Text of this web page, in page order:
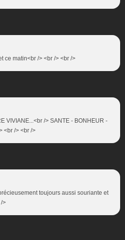
ce matin<br /> <br /> <br />
VIVIANE...<br /> SANTE - BONHEUR -
<br /> <br />
toujours aussi souriante et
>